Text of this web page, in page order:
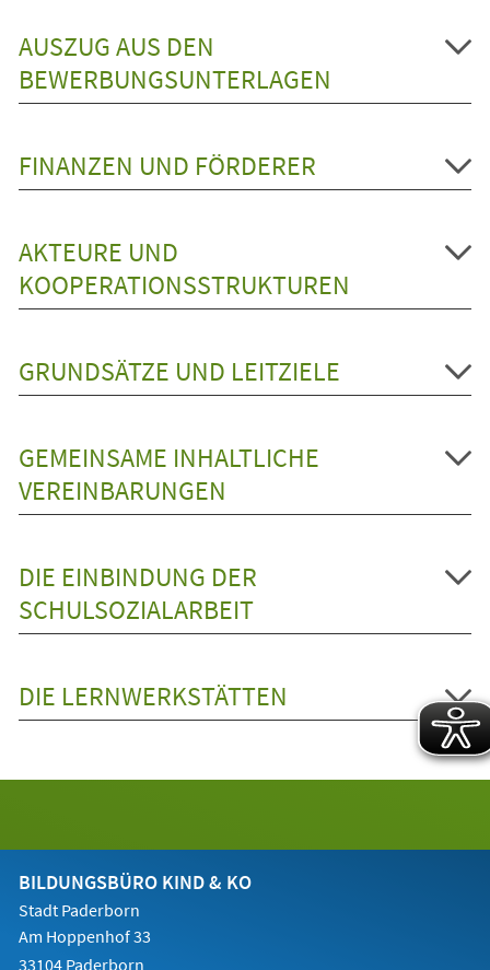
AUSZUG AUS DEN
BEWERBUNGSUNTERLAGEN
FINANZEN UND FÖRDERER
AKTEURE UND
KOOPERATIONSSTRUKTUREN
GRUNDSÄTZE UND LEITZIELE
GEMEINSAME INHALTLICHE
VEREINBARUNGEN
DIE EINBINDUNG DER
SCHULSOZIALARBEIT
DIE LERNWERKSTÄTTEN
BILDUNGSBÜRO KIND & KO
Stadt Paderborn
Am Hoppenhof 33
33104 Paderborn